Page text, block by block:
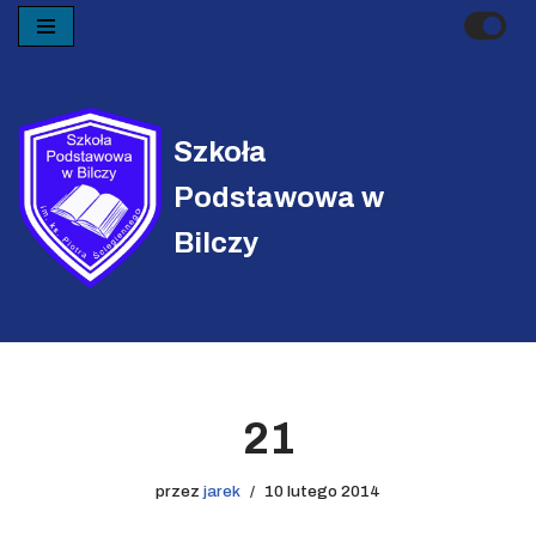
treści
Szkoła
Podstawowa w
Bilczy
21
przez jarek 10 lutego 2014